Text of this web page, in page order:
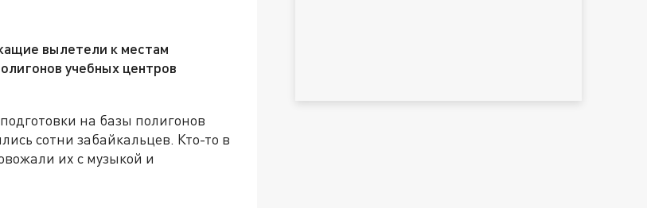
вылетели к местам
учебных центров
на базы полигонов
сотни забайкальцев. Кто-то в
их с музыкой и